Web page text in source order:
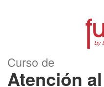
Curso de
Atención